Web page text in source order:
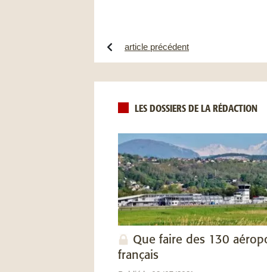
article précédent
LES DOSSIERS DE LA RÉDACTION
Que faire des 130
français